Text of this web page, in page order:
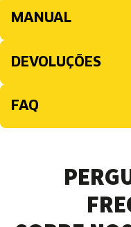
MANUAL
DEVOLUÇÕES
FAQ